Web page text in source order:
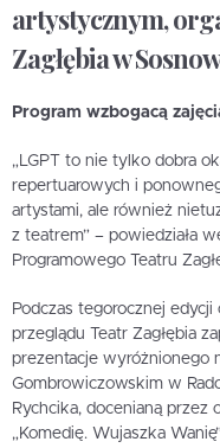
artystycznym,
Zagłębia w
Program wzbogacą
„LGPT to nie tylko dobra
repertuarowych i
artystami, ale również
z teatrem” – powiedziała
Programowego Teatru
Podczas tegorocznej
przeglądu Teatr Zagłębia
prezentacje wyróżnionego
Gombrowiczowskim w
Rychcika, docenianą
„Komedię. Wujaszka